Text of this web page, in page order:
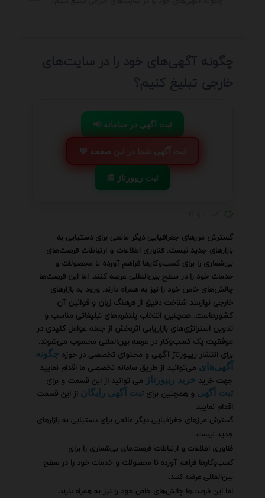
چگونه آگهی‌های خود را در سایت‌های
خارجی تبلیغ کنیم؟
📢 ثبت آگهی در سامانه
💬 ثبت آگهی شما در این صفحه
📰 ثبت ریپورتاژ
گسترش مرزهای جغرافیایی دیگر مانعی برای دستیابی به
بازارهای جدید نیست. فناوری اطلاعات و ارتباطات فرصت‌های
بی‌شماری را برای کسب‌وکارها فراهم آورده تا محصولات و
خدمات خود را در سطح بین‌المللی عرضه کنند. اما این فرصت‌ها
چالش‌های خاص خود را نیز به همراه دارند. ورود به بازارهای
خارجی نیازمند شناخت دقیق از فرهنگ زبان و قوانین آن
کشورهاست. همچنین انتخاب پلتفرم‌های تبلیغاتی مناسب و
تدوین استراتژی‌های بازاریابی اثربخش از جمله عوامل کلیدی در
موفقیت یک کسب‌وکار در عرصه بین‌المللی محسوب می‌شوند.
برای انتشار ریپورتاژ آگهی و محتوای تخصصی در حوزه چگونه
آگهی‌های می‌توانید از طریق سامانه تخصصی ما اقدام نمایید
جهت خرید خرید ریپورتاژ می توانید از این قسمت و برای
ثبت آگهی و همچنین برای ثبت آگهی رایگان از این قسمت
اقدام نمایید
گسترش مرزهای جغرافیایی دیگر مانعی برای دستیابی به بازارهای
جدید نیست.
فناوری اطلاعات و ارتباطات فرصت‌های بی‌شماری را برای
کسب‌وکارها فراهم آورده تا محصولات و خدمات خود را در سطح
بین‌المللی عرضه کنند.
اما این فرصت‌ها چالش‌های خاص خود را نیز به همراه دارند.